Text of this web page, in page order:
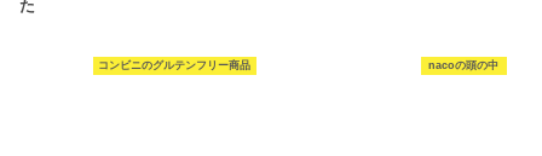
た
コンビニのグルテンフリー商品 nacoの頭の中